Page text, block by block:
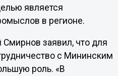
является
в регионе.
заявил, что для
с Мининским
роль. «В